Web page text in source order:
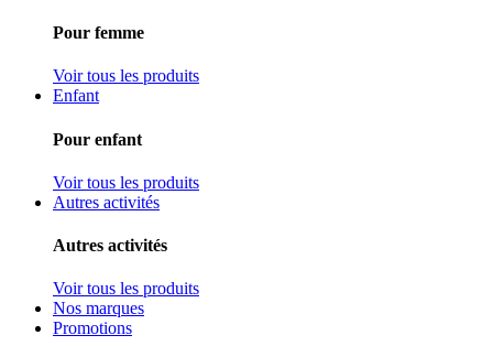
Pour femme
Voir tous les produits
Enfant
Pour enfant
Voir tous les produits
Autres activités
Autres activités
Voir tous les produits
Nos marques
Promotions